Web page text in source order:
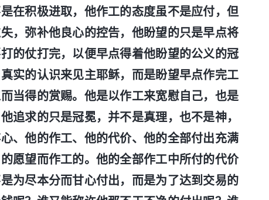
在积极进取，他作工的态度虽不是应付，但
，弥补他良心的控告，他盼望的只是早点将
的仗打完，以便早点得着他盼望的公义的冠
实的认识来见主耶稣，而是盼望早点作完工
当得的赏赐。他是以作工来宽慰自己，也是
追求的只是冠冕，并不是真理，也不是神，
、他的作工、他的代价、他的全部付出充满
愿望而作工的。他的全部作工中所付的代价
为尽本分而甘心付出，而是为了达到交易的